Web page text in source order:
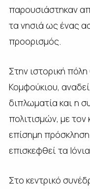
παρουσιάστηκαν
τα νησιά ως ένας
προορισμός.
Στην ιστορική
Κομφούκιου,
διπλωματία και η
πολιτισμών, με τον
επίσημη
επισκεφθεί τα
Στο κεντρικό